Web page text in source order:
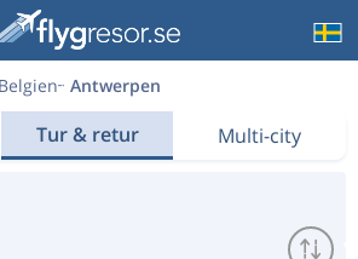
Belgien Antwerpen
Tur & retur Multi-city